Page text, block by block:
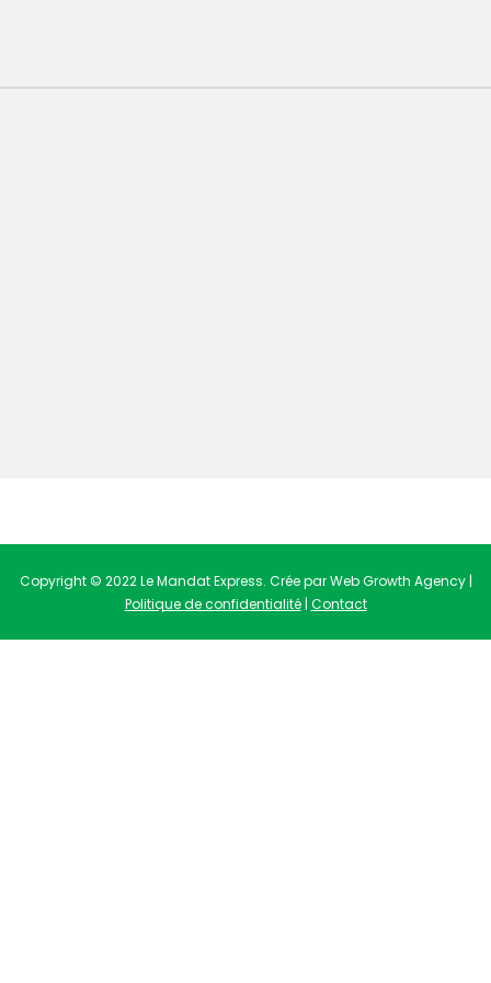
Copyright © 2022 Le Mandat Express. Crée par Web Growth Agency |
Politique de confidentialité| Contact